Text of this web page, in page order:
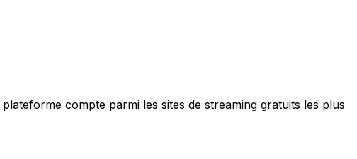
compte parmi les sites de streaming gratuits les plus